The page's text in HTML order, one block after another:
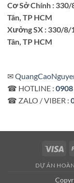
Cơ Sở Chính : 330/
Tân, TP HCM
Xưởng SX : 330/8/
Tân, TP HCM
✉
☎ HOTLINE :
☎ ZALO / VIBER :
DỰ ÁN